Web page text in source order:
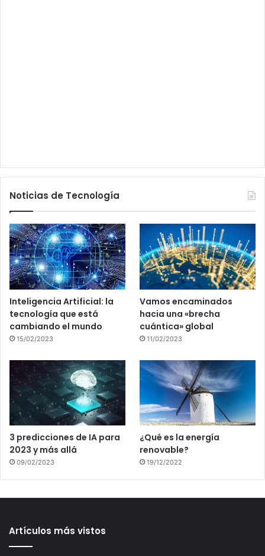
Noticias de Tecnología
Inteligencia Artificial: la
tecnología que está
cambiando el mundo
15/02/2023
Vamos encaminados
hacia una «brecha
cuántica» global
11/02/2023
3 predicciones de IA para
2023 y más allá
09/02/2023
¿Qué es la energía
renovable?
19/12/2022
Artículos más vistos